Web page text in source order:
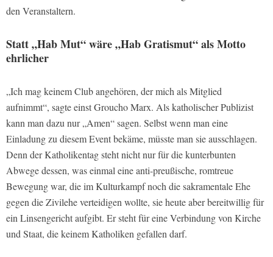
den Veranstaltern.
Statt „Hab Mut“ wäre „Hab Gratismut“ als Motto
ehrlicher
„Ich mag keinem Club angehören, der mich als Mitglied
aufnimmt“, sagte einst Groucho Marx. Als katholischer Publizist
kann man dazu nur „Amen“ sagen. Selbst wenn man eine
Einladung zu diesem Event bekäme, müsste man sie ausschlagen.
Denn der Katholikentag steht nicht nur für die kunterbunten
Abwege dessen, was einmal eine anti-preußische, romtreue
Bewegung war, die im Kulturkampf noch die sakramentale Ehe
gegen die Zivilehe verteidigen wollte, sie heute aber bereitwillig für
ein Linsengericht aufgibt. Er steht für eine Verbindung von Kirche
und Staat, die keinem Katholiken gefallen darf.